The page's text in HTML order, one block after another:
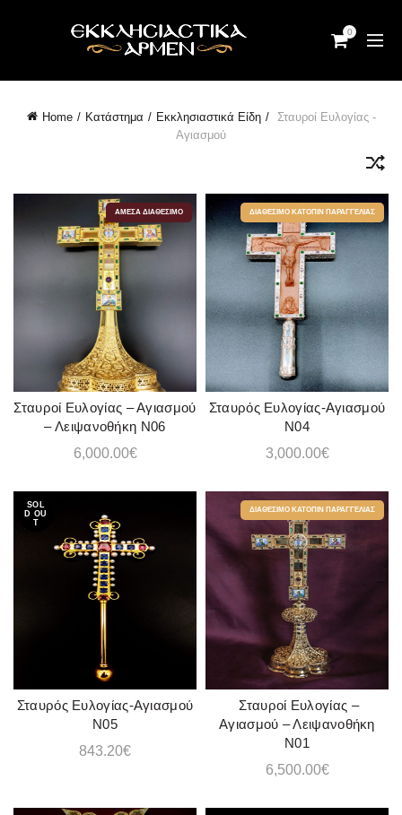
0
Home Κατάστημα Εκκλησιαστικά Είδη
Σταυροί Ευλογίας -
Αγιασμού
ΆΜΕΣΑ ΔΙΑΘΈΣΙΜΟ
ADD TO CART
Σταυροί Ευλογίας – Αγιασμού
– Λειψανοθήκη Ν06
6,000.00€
ΔΙΑΘΈΣΙΜΟ ΚΑΤΌΠΙΝ ΠΑΡΑΓΓΕΛΊΑΣ
ADD TO CART
Σταυρός Ευλογίας-Αγιασμού
Ν04
3,000.00€
SOL
D OU
T
READ MORE
Σταυρός Ευλογίας-Αγιασμού
Ν05
843.20€
ΔΙΑΘΈΣΙΜΟ ΚΑΤΌΠΙΝ ΠΑΡΑΓΓΕΛΊΑΣ
ADD TO CART
Σταυροί Ευλογίας –
Αγιασμού – Λειψανοθήκη
Ν01
6,500.00€